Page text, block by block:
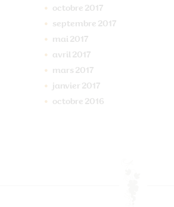
octobre 2017
septembre 2017
mai 2017
avril 2017
mars 2017
janvier 2017
octobre 2016